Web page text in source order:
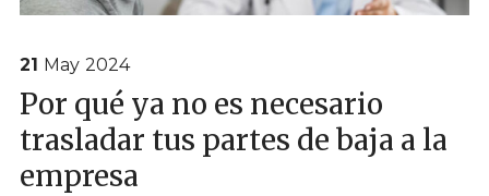
21 May 2024
Por qué ya no es necesario
trasladar tus partes de baja a la
empresa